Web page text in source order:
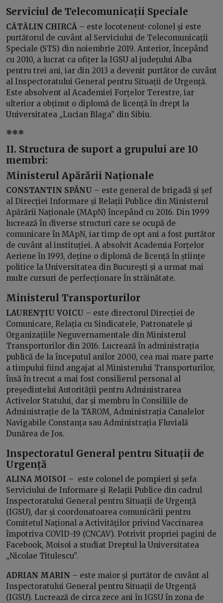
Serviciul de Telecomunicații Speciale
CĂTĂLIN CHIRCĂ – este locotenent-colonel și este
purtătorul de cuvânt al Serviciului de Telecomunicații
Speciale (STS) din noiembrie 2019. Anterior, începând
cu 2010, a lucrat ca ofițer la IGSU al județului Alba
pentru trei ani, iar din 2013 a devenit purtător de cuvânt
al Inspectoratului General pentru Situații de Urgență.
Este absolvent al Academiei Forțelor Terestre, iar
ulterior a obținut o diplomă de licență în drept la
Universitatea „Lucian Blaga” din Sibiu.
***
II. Structura de suport a grupului are 10
membri:
Ministerul Apărării Naționale
CONSTANTIN SPÂNU – este general de brigadă și șef
al Direcției Informare și Relații Publice din Ministerul
Apărării Naționale (MApN) începând cu 2016. Din 1999
lucrează în diverse structuri care se ocupă de
comunicare în MApN, iar timp de opt ani a fost purtător
de cuvânt al instituției. A absolvit Academia Forțelor
Aeriene în 1993, deține o diplomă de licență în științe
politice la Universitatea din București și a urmat mai
multe cursuri de perfecționare în străinătate.
Ministerul Transporturilor
LAURENȚIU VOICU – este directorul Direcției de
Comunicare, Relația cu Sindicatele, Patronatele și
Organizațiile Neguvernamentale din Ministerul
Transporturilor din 2016. Lucrează în administrația
publică de la începutul anilor 2000, cea mai mare parte
a timpului fiind angajat al Ministerului Transporturilor,
însă în trecut a mai fost consilierul personal al
președintelui Autorității pentru Administrarea
Activelor Statului, dar și membru în Consiliile de
Administrație de la TAROM, Administrația Canalelor
Navigabile Constanța sau Administrația Fluvială
Dunărea de Jos.
Inspectoratul General pentru Situații de
Urgență
ALINA MOISOI – este colonel de pompieri și șefa
Serviciului de Informare și Relații Publice din cadrul
Inspectoratului General pentru Situații de Urgență
(IGSU), dar și coordonatoarea comunicării pentru
Comitetul Național a Activităților privind Vaccinarea
împotriva COVID-19 (CNCAV). Potrivit propriei pagini de
Facebook, Moisoi a studiat Dreptul la Universitatea
„Nicolae Titulescu”.
ADRIAN MARIN – este maior și purtător de cuvânt al
Inspectoratului General pentru Situații de Urgență
(IGSU). Lucrează de circa zece ani în IGSU în zona de